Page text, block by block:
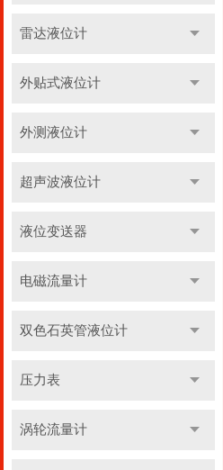
雷达液位计
外贴式液位计
外测液位计
超声波液位计
液位变送器
电磁流量计
双色石英管液位计
压力表
涡轮流量计